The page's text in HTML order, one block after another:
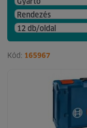
Kód: 165967